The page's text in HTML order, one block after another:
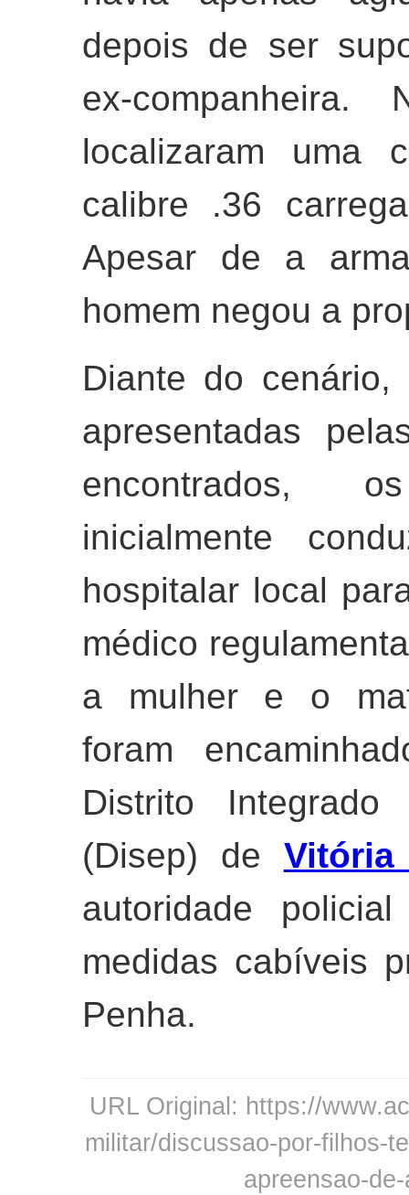
depois de ser
ex-
localizaram uma
calibre .36
Apesar de a
homem negou a
Diante do cenário,
apresentadas
encontrados,
inicialmente
hospitalar local
médico
a mulher e o
foram
Distrito
(Disep) de
autoridade
medidas cabíveis
Penha.
URL Original: https://
militar/discussao-por-filhos-
apreensao-